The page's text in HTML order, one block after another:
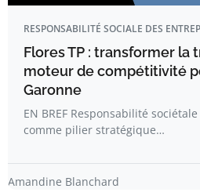
RESPONSABILITÉ SOCIALE DES
Flores TP : transformer la
moteur de compétitivité
Garonne
EN BREF Responsabilité
comme pilier stratégique…
Amandine Blanchard